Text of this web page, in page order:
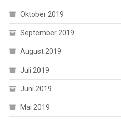
Oktober 2019
September 2019
August 2019
Juli 2019
Juni 2019
Mai 2019